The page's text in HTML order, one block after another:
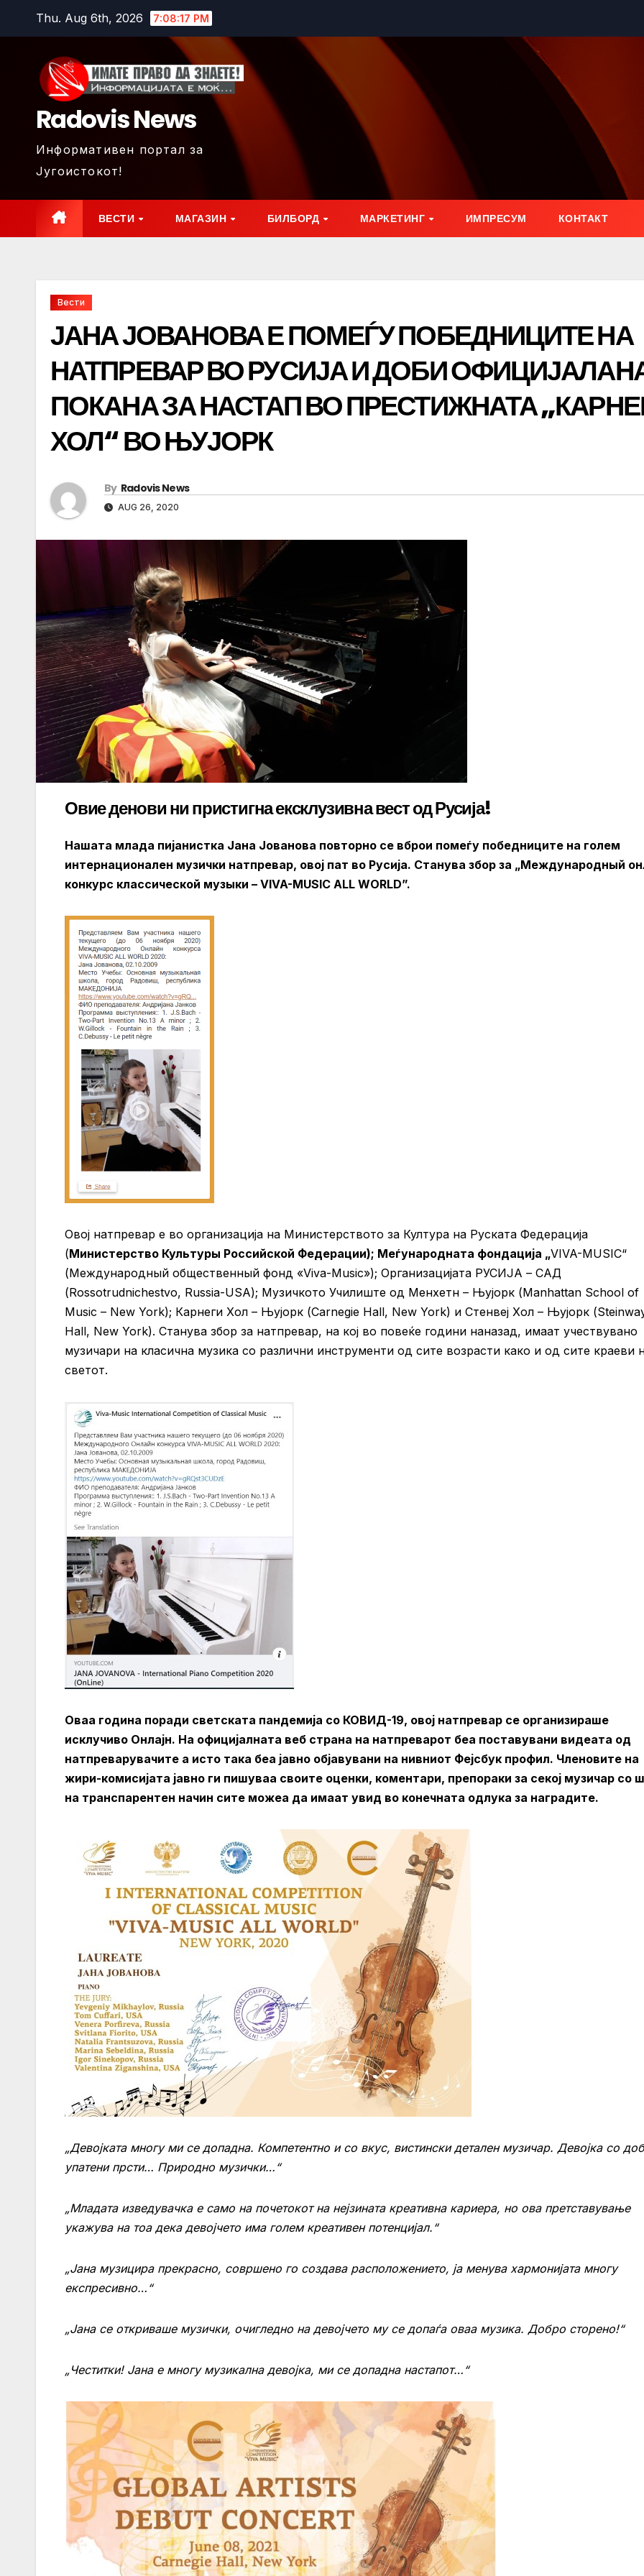
Thu. Aug 6th, 2026 7:08:18 PM
Radovis News
Информативен портал за
Југоистокот!
ВЕСТИ МАГАЗИН БИЛБОРД МАРКЕТИНГ ИМПРЕСУМ КОНТАКТ
Вести
ЈАНА ЈОВАНОВА Е ПОМЕЃУ ПОБЕДНИЦИТЕ НА
НАТПРЕВАР ВО РУСИЈА И ДОБИ
ПОКАНА ЗА НАСТАП ВО ПРЕСТИЖНАТА
ХОЛ“ ВО ЊУЈОРК
By Radovis News
AUG 26, 2020
Овие денови ни пристигна ексклузивна вест од Русија!
Нашата млада пијанистка Јана Јованова повторно се вброи помеѓу победниците на голем
интернационален музички натпревар, овој пат во Русија. Станува збор за „Международный
конкурс классической музыки – VIVA-MUSIC ALL WORLD”.
Овој натпревар е во организација на Министерството за Култура на Руската Федерација
(Министерство Культуры Российской Федерации); Меѓународната фондација „VIVA-MUSIC“
(Международный общественный фонд «Viva-Music»); Организацијата РУСИЈА – САД
(Rossotrudnichestvo, Russia-USA); Музичкото Училиште од Менхетн – Њујорк (Manhattan School of
Music – New York); Карнеги Хол – Њујорк (Carnegie Hall, New York) и Стенвеј Хол – Њујорк
Hall, New York). Станува збор за натпревар, на кој во повеќе години наназад, имаат учествувано
музичари на класична музика со различни инструменти од сите возрасти како и од сите краеви
светот.
Оваа година поради светската пандемија со КОВИД-19, овој натпревар се организираше
исклучиво Онлајн. На официјалната веб страна на натпреварот беа поставувани видеата од
натпреварувачите а исто така беа јавно објавувани на нивниот Фејсбук профил. Членовите на
жири-комисијата јавно ги пишуваа своите оценки, коментари, препораки за секој музичар со
на транспарентен начин сите можеа да имаат увид во конечната одлука за наградите.
„Девојката многу ми се допадна. Компетентно и со вкус, вистински детален музичар. Девојка со
упатени прсти… Природно музички…“
„Младата изведувачка е само на почетокот на нејзината креативна кариера, но ова претставување
укажува на тоа дека девојчето има голем креативен потенцијал.“
„Јана музицира прекрасно, совршено го создава расположението, ја менува хармонијата многу
експресивно…“
„Јана се откриваше музички, очигледно на девојчето му се допаѓа оваа музика. Добро сторено!“
„Честитки! Јана е многу музикална девојка, ми се допадна настапот…“